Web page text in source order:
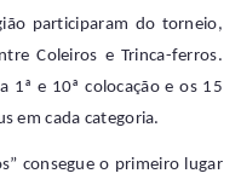
participaram do torneio,
Coleiros e Trinca-ferros.
1ª e 10ª colocação e os 15
em cada categoria.
consegue o primeiro lugar